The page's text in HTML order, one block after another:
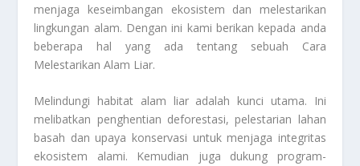
menjaga keseimbangan ekosistem dan melestarikan
lingkungan alam. Dengan ini kami berikan kepada anda
beberapa hal yang ada tentang sebuah Cara
Melestarikan Alam Liar.
Melindungi habitat alam liar adalah kunci utama. Ini
melibatkan penghentian deforestasi, pelestarian lahan
basah dan upaya konservasi untuk menjaga integritas
ekosistem alami. Kemudian juga dukung program-